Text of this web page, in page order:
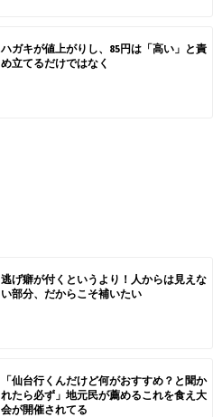
ハガキが値上がりし、85円は「高い」と責
め立てるだけではなく
逃げ癖が付くというより！人からは見えな
い部分、だからこそ補いたい
「仙台行くんだけど何がおすすめ？と聞か
れたら必ず」地元民が薦めるこれを食え大
会が開催されてる